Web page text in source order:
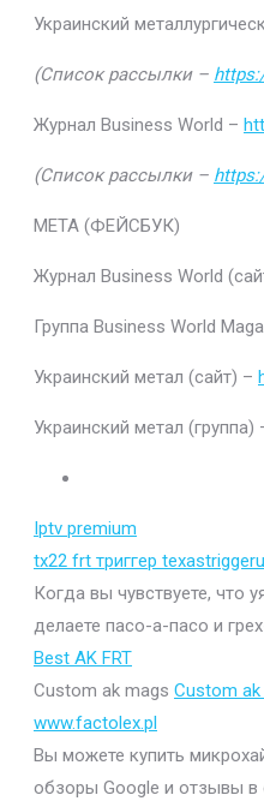
Украинский
(Список рассылки –
Журнал Business World –
(Список рассылки –
МЕТА (ФЕЙСБУК)
Журнал Business World
Группа Business World
Украинский метал (сайт) –
Украинский метал (группа)
Iptv premium
tx22 frt триггер
Когда вы чувствуете, что
делаете пасо-а-пасо и
Best AK FRT
Custom ak mags Custom ak
www.factolex.pl
Вы можете купить
обзоры Google и отзывы в